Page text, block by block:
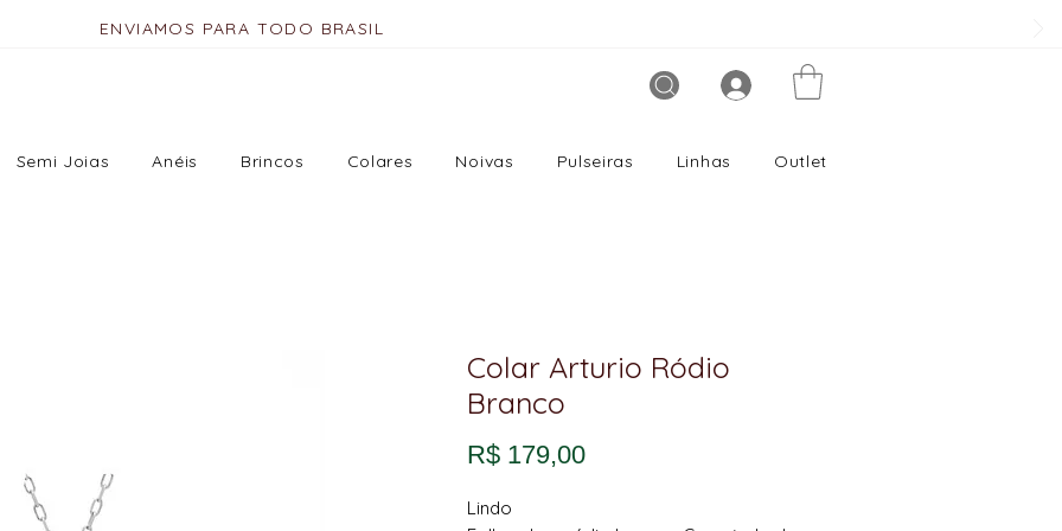
ENVIAMOS PARA TODO BRASIL
Semi Joias Anéis Brincos Colares Noivas Pulseiras Linhas Outlet
Colar Arturio Ródio
Branco
R$ 179,00Preço
Lindo